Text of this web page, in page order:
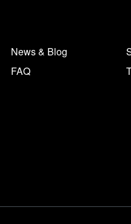
News & Blog
FAQ